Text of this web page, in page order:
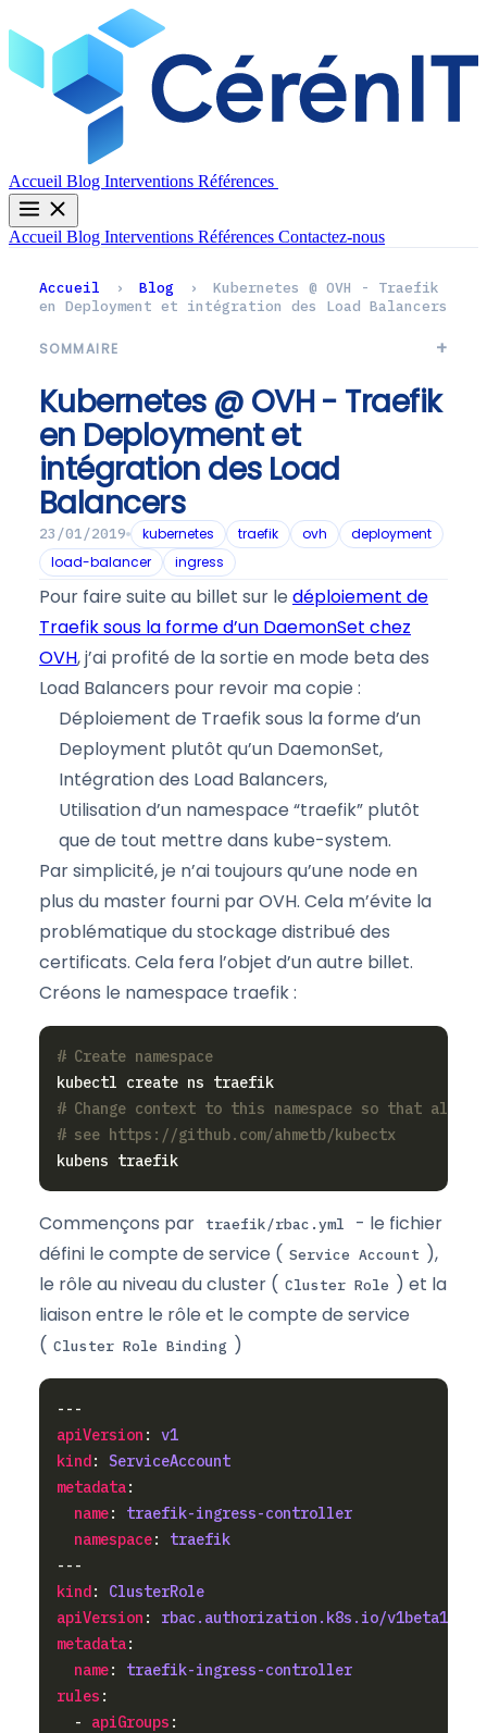
Accueil Blog Interventions Références
Accueil Blog Interventions Références Contactez-nous
Accueil › Blog ›
Kubernetes @ OVH - Traefik
en Deployment et intégration des Load Balancers
SOMMAIRE
Kubernetes @ OVH - Traefik
en Deployment et
intégration des Load
Balancers
23/01/2019 kubernetes traefik ovh
deployment
load-balancer
ingress
Pour faire suite au billet sur le déploiement de
Traefik sous la forme d’un DaemonSet chez
OVH, j’ai profité de la sortie en mode beta des
Load Balancers pour revoir ma copie :
Déploiement de Traefik sous la forme d’un
Deployment plutôt qu’un DaemonSet,
Intégration des Load Balancers,
Utilisation d’un namespace “traefik” plutôt
que de tout mettre dans kube-system.
Par simplicité, je n’ai toujours qu’une node en
plus du master fourni par OVH. Cela m’évite la
problématique du stockage distribué des
certificats. Cela fera l’objet d’un autre billet.
Créons le namespace traefik :
# Create namespace
# Change context to this namespace so that all
# see https://github.com/ahmetb/kubectx
Commençons par traefik/rbac.yml
- le fichier
défini le compte de service ( Service Account ),
le rôle au niveau du cluster ( Cluster Role ) et la
liaison entre le rôle et le compte de service
( Cluster Role Binding )
apiVersion : v1
kind: ServiceAccount
metadata
name: traefik-ingress-controller
namespace: traefik
kind: ClusterRole
apiVersion : rbac.authorization.k8s.io/v1beta1
metadata
name: traefik-ingress-controller
rules
  -
apiGroups